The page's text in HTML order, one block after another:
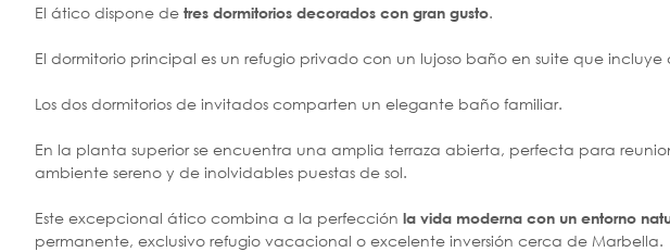
El ático dispone de tres dormitorios decorados con gran gusto.
El dormitorio principal es un refugio privado con un lujoso baño en suite que
Los dos dormitorios de invitados comparten un elegante baño familiar.
En la planta superior se encuentra una amplia terraza abierta, perfecta para
ambiente sereno y de inolvidables puestas de sol.
Este excepcional ático combina a la perfección la vida moderna con un entorno
permanente, exclusivo refugio vacacional o excelente inversión cerca de Marbella.